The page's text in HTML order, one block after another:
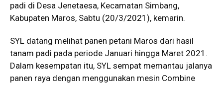
padi di Desa Jenetaesa, Kecamatan Simbang,
Kabupaten Maros, Sabtu (20/3/2021), kemarin.
SYL datang melihat panen petani Maros dari hasil
tanam padi pada periode Januari hingga Maret 2021.
Dalam kesempatan itu, SYL sempat memantau jalanya
panen raya dengan menggunakan mesin Combine